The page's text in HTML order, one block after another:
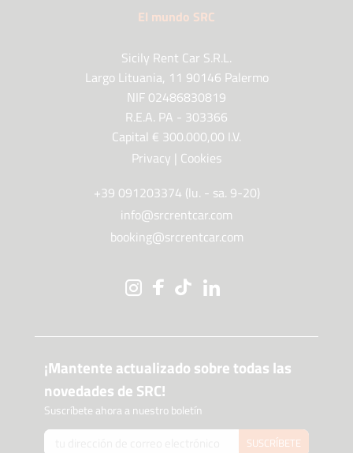
El mundo SRC
Sicily Rent Car S.R.L.
Largo Lituania, 11 90146 Palermo
NIF 02486830819
R.E.A. PA - 303366
Capital € 300.000,00 I.V.
Privacy | Cookies
+39 091203374 (lu. - sa. 9-20)
info@srcrentcar.com
booking@srcrentcar.com
¡Mantente actualizado sobre todas las
novedades de SRC!
Suscríbete ahora a nuestro boletín
SUSCRÍBETE